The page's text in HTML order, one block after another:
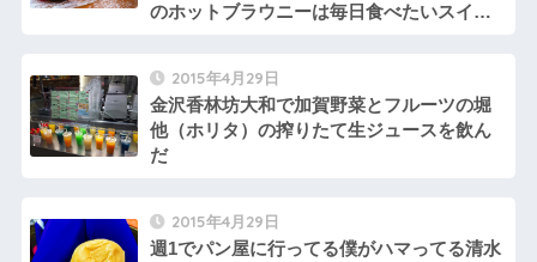
のホットブラウニーは毎日食べたいスイー
2015年4月29日
金沢香林坊大和で加賀野菜とフルーツの堀
他（ホリタ）の搾りたて生ジュースを飲ん
だ
2015年4月29日
週1でパン屋に行ってる僕がハマってる清水